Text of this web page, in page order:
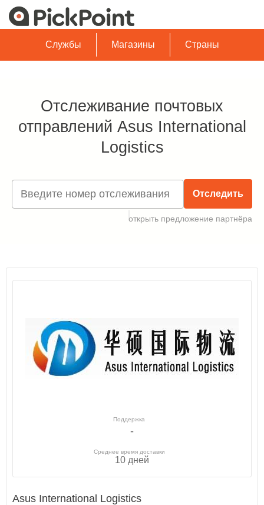
Службы Магазины Страны
Отслеживание почтовых
отправлений Asus International
Logistics
Отследить
открыть предложение партнёра
Поддержка
-
Среднее время доставки
10 дней
Asus International Logistics